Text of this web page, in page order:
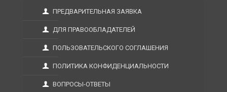
ПРЕДВАРИТЕЛЬНАЯ ЗАЯВКА
ДЛЯ ПРАВООБЛАДАТЕЛЕЙ
ПОЛЬЗОВАТЕЛЬСКОГО СОГЛАШЕНИЯ
ПОЛИТИКА КОНФИДЕНЦИАЛЬНОСТИ
ВОПРОСЫ-ОТВЕТЫ